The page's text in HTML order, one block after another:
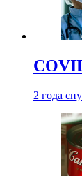
2 года